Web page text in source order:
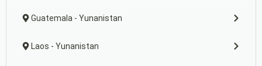
Guatemala - Yunanistan
Laos - Yunanistan